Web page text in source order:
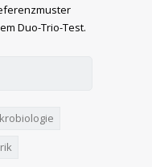
Duo-Trio-Test.